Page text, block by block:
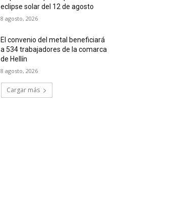
eclipse solar del 12 de agosto
8 agosto, 2026
El convenio del metal beneficiará
a 534 trabajadores de la comarca
de Hellín
8 agosto, 2026
Cargar más